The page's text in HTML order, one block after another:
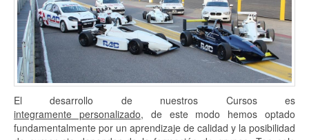
El desarrollo de nuestros Cursos es
integramente personalizado, de este modo hemos optado
fundamentalmente por un aprendizaje de calidad y la posibilidad